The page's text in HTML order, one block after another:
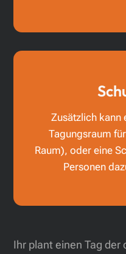
Zusätzlich kann
Tagungsraum
Raum), oder eine
Personen
Ihr plant einen Tag der